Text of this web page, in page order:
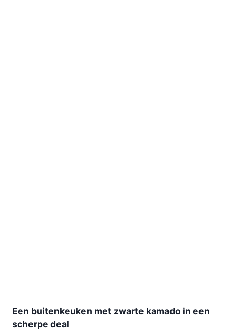
Een buitenkeuken met zwarte kamado in een
scherpe deal